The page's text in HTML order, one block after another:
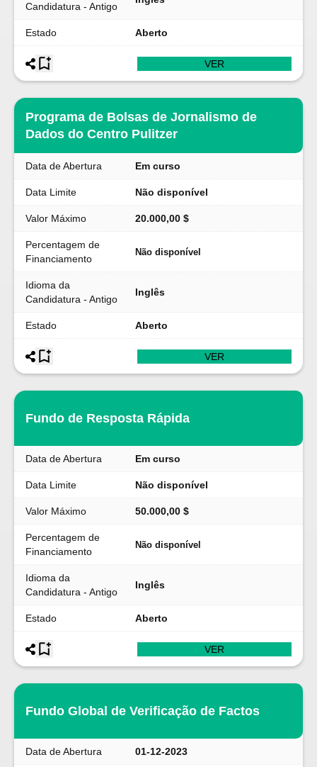
Candidatura - Antigo
Estado Aberto
VER
Programa de Bolsas de Jornalismo de
Dados do Centro Pulitzer
Data de Abertura Em curso
Data Limite Não disponível
Valor Máximo 20.000,00 $
Percentagem de
Financiamento
Não disponível
Idioma da
Candidatura - Antigo
Inglês
Estado Aberto
VER
Fundo de Resposta Rápida
Data de Abertura Em curso
Data Limite Não disponível
Valor Máximo 50.000,00 $
Percentagem de
Financiamento
Não disponível
Idioma da
Candidatura - Antigo
Inglês
Estado Aberto
VER
Fundo Global de Verificação de Factos
Data de Abertura 01-12-2023